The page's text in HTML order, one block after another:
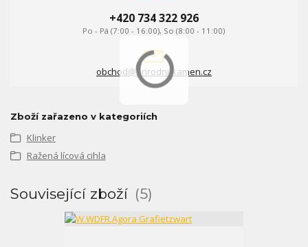
+420 734 322 926
Po - Pá (7:00 - 16:00), So (8:00 - 11:00)
obchod@prirodni-kamen.cz
Zboží zařazeno v kategoriích
Klinker
Ražená lícová cihla
Související zboží 5